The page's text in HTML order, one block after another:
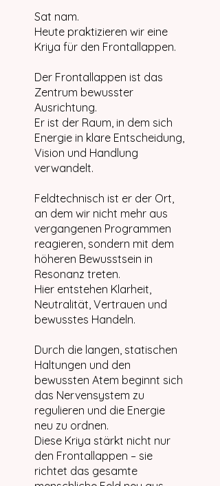
Sat nam.
Heute praktizieren wir eine
Kriya für den Frontallappen.
Der Frontallappen ist das
Zentrum bewusster
Ausrichtung.
Er ist der Raum, in dem sich
Energie in klare Entscheidung,
Vision und Handlung
verwandelt.
Feldtechnisch ist er der Ort,
an dem wir nicht mehr aus
vergangenen Programmen
reagieren, sondern mit dem
höheren Bewusstsein in
Resonanz treten.
Hier entstehen Klarheit,
Neutralität, Vertrauen und
bewusstes Handeln.
Durch die langen, statischen
Haltungen und den
bewussten Atem beginnt sich
das Nervensystem zu
regulieren und die Energie
neu zu ordnen.
Diese Kriya stärkt nicht nur
den Frontallappen – sie
richtet das gesamte